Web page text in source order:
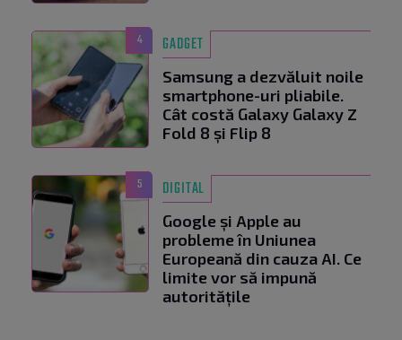
4 GADGET
Samsung a dezvăluit noile
smartphone-uri pliabile.
Cât costă Galaxy Galaxy Z
Fold 8 și Flip 8
5 DIGITAL
Google și Apple au
probleme în Uniunea
Europeană din cauza AI. Ce
limite vor să impună
autoritățile